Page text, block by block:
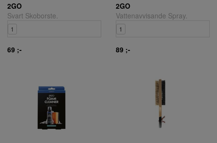
2GO
Svart Skoborste.
1
69 ;-
2GO
Vattenavvisande Spray.
1
89 ;-